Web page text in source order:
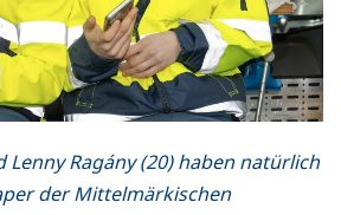
Lenny Ragány (20) haben natürlich
der Mittelmärkischen